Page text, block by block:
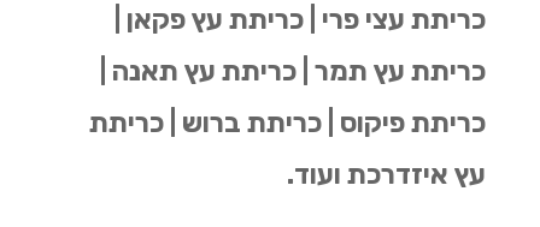
כריתת עצי פרי | כריתת עץ פקאן |
כריתת עץ תמר | כריתת עץ תאנה |
כריתת פיקוס | כריתת ברוש | כריתת
עץ איזדרכת ועוד.